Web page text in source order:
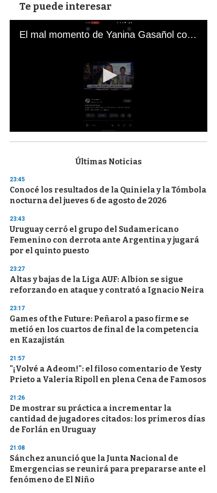
Te puede interesar
El mal momento de Yanina Gasañol con un hincha argentino en "Subrayado"
s
d
s
o
f
3
s
e
c
o
d
s
Últimas Noticias
23:45
Conocé los resultados de la Quiniela y la Tómbola
nocturna del jueves 6 de agosto de 2026
23:43
Uruguay cerró el grupo del Sudamericano
Femenino con derrota ante Argentina y jugará
por el quinto puesto
23:27
Altas y bajas de la Liga AUF: Albion se sigue
reforzando en ataque y contrató a Ignacio Neira
23:17
Games of the Future: Peñarol a paso firme se
metió en los cuartos de final de la competencia
en Kazajistán
21:57
"¡Volvé a Adeom!": el filoso comentario de Yesty
Prieto a Valeria Ripoll en plena Cena de Famosos
21:26
De mostrar su práctica a incrementar la
cantidad de jugadores citados: los primeros días
de Forlán en Uruguay
21:08
Sánchez anunció que la Junta Nacional de
Emergencias se reunirá para prepararse ante el
fenómeno de El Niño